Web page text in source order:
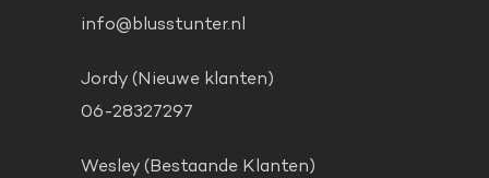
info@blusstunter.nl
Jordy (Nieuwe klanten)
06-28327297
Wesley (Bestaande Klanten)